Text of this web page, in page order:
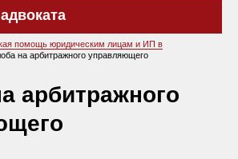
помощь юридическим лицам и ИП в
на арбитражного управляющего
арбитражного